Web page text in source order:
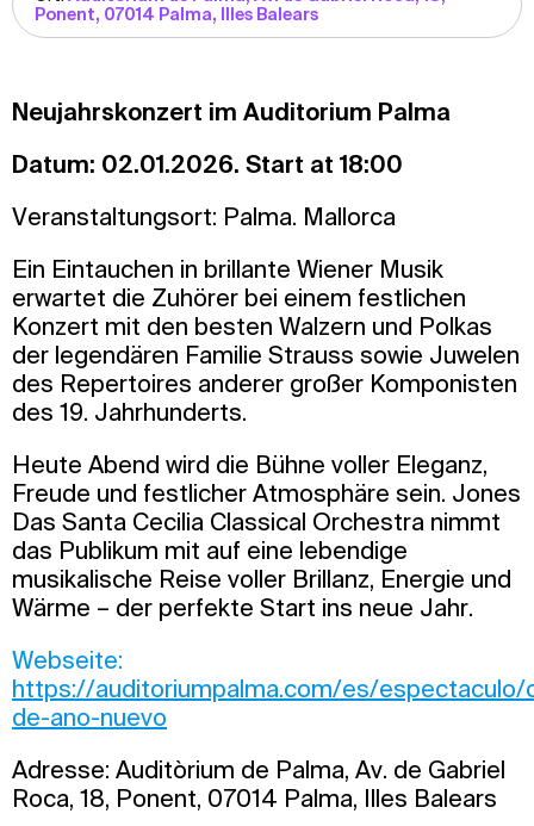
Ponent, 07014 Palma, Illes Balears
Neujahrskonzert im Auditorium Palma
Datum: 02.01.2026. Start at 18:00
Veranstaltungsort: Palma. Mallorca
Ein Eintauchen in brillante Wiener Musik
erwartet die Zuhörer bei einem festlichen
Konzert mit den besten Walzern und Polkas
der legendären Familie Strauss sowie Juwelen
des Repertoires anderer großer Komponisten
des 19. Jahrhunderts.
Heute Abend wird die Bühne voller Eleganz,
Freude und festlicher Atmosphäre sein. Jones
Das Santa Cecilia Classical Orchestra nimmt
das Publikum mit auf eine lebendige
musikalische Reise voller Brillanz, Energie und
Wärme – der perfekte Start ins neue Jahr.
Webseite:
https://auditoriumpalma.com/es/espectaculo/
de-ano-nuevo
Adresse: Auditòrium de Palma, Av. de Gabriel
Roca, 18, Ponent, 07014 Palma, Illes Balears